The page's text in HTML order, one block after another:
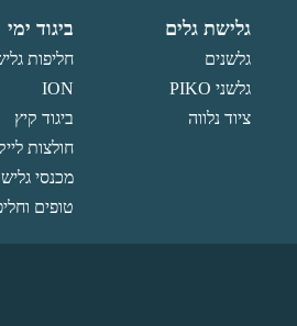
גלישת גלים
גלשנים
גלשני PIKO
ציוד נלווה
ביגוד ימי
ION
ביגוד קיץ
חולצות
מכנסי
טופים